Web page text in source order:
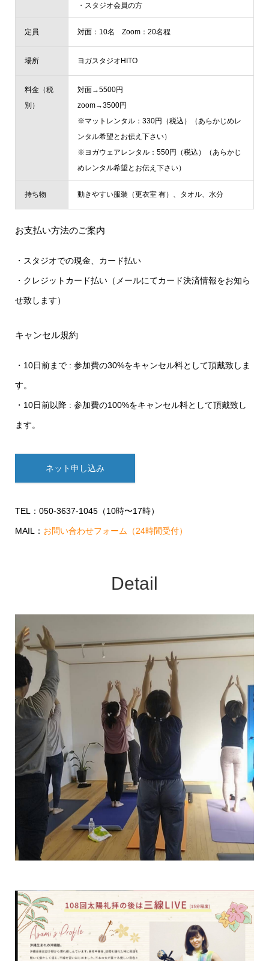
・スタジオ会員の方
定員 対面：10名 Zoom：20名程
場所 ヨガスタジオHITO
料金（税
別）
対面→5500円
zoom→3500円
※マットレンタル：330円（税込）（あらかじめレ
ンタル希望とお伝え下さい）
※ヨガウェアレンタル：550円（税込）（あらかじ
めレンタル希望とお伝え下さい）
持ち物 動きやすい服装（更衣室 有）、タオル、水分
お支払い方法のご案内
・スタジオでの現金、カード払い
・クレジットカード払い（メールにてカード決済情報をお知ら
せ致します）
キャンセル規約
・10日前まで : 参加費の30%をキャンセル料として頂戴致しま
す。
・10日前以降 : 参加費の100%をキャンセル料として頂戴致し
ます。
ネット申し込み
TEL：050-3637-1045（10時〜17時）
MAIL： お問い合わせフォーム（24時間受付）
Detail